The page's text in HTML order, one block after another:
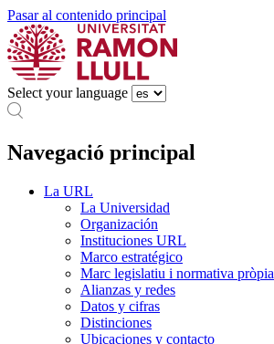
Pasar al contenido principal
Select your language
Navegació principal
La URL
La Universidad
Organización
Instituciones URL
Marco estratégico
Marc legislatiu i normativa pròpia
Alianzas y redes
Datos y cifras
Distinciones
Ubicaciones y contacto